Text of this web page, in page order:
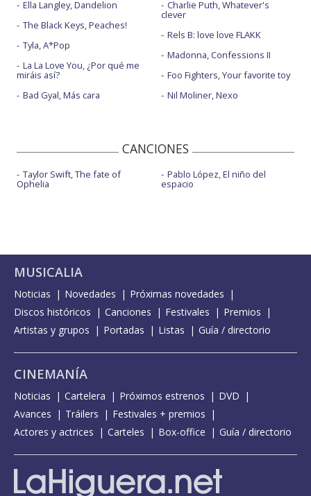
Ella Langley, Dandelion
The Black Keys, Peaches!
Tyla, A*Pop
La La Love You, ¿Por qué me
miráis así?
Bad Gyal, Más cara
Charlie Puth, Whatever's
clever
Rels B: love love FLAKK
Madonna, Confessions II
Foo Fighters, Your favorite toy
Nil Moliner, Nexo
CANCIONES
Taylor Swift, The fate of
Ophelia
Pablo López, El niño del
espacio
MUSICALIA
Noticias Novedades
Próximas novedades
Discos históricos
Canciones Festivales
Premios
Artistas y grupos
Portadas Listas Guía / directorio
CINEMANÍA
Noticias Cartelera Próximos estrenos
DVD
Avances
Tráilers
Festivales + premios
Actores y actrices
Carteles Box-office Guía / directorio